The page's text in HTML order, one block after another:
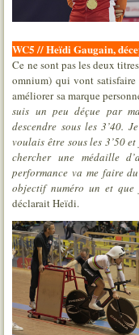
WC5 // Heïdi Gaugain,
Ce ne sont pas les deux
omnium) qui vont
améliorer sa marque
suis un peu déçue par
descendre sous les 3’40.
voulais être sous les 3’50
chercher une médaille
performance va me faire
objectif numéro un et
déclarait Heïdi.